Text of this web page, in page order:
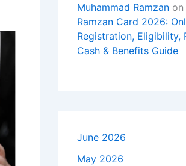
Muhammad Ramzan on
Ramzan Card 2026:
Registration, Eligibility,
Cash & Benefits Guide
June 2026
May 2026